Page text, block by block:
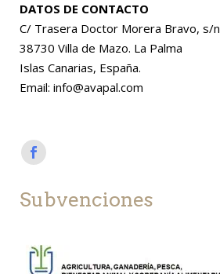
DATOS DE CONTACTO
C/ Trasera Doctor Morera Bravo, s/n
38730 Villa de Mazo. La Palma
Islas Canarias, España.
Email: info@avapal.com
Subvenciones